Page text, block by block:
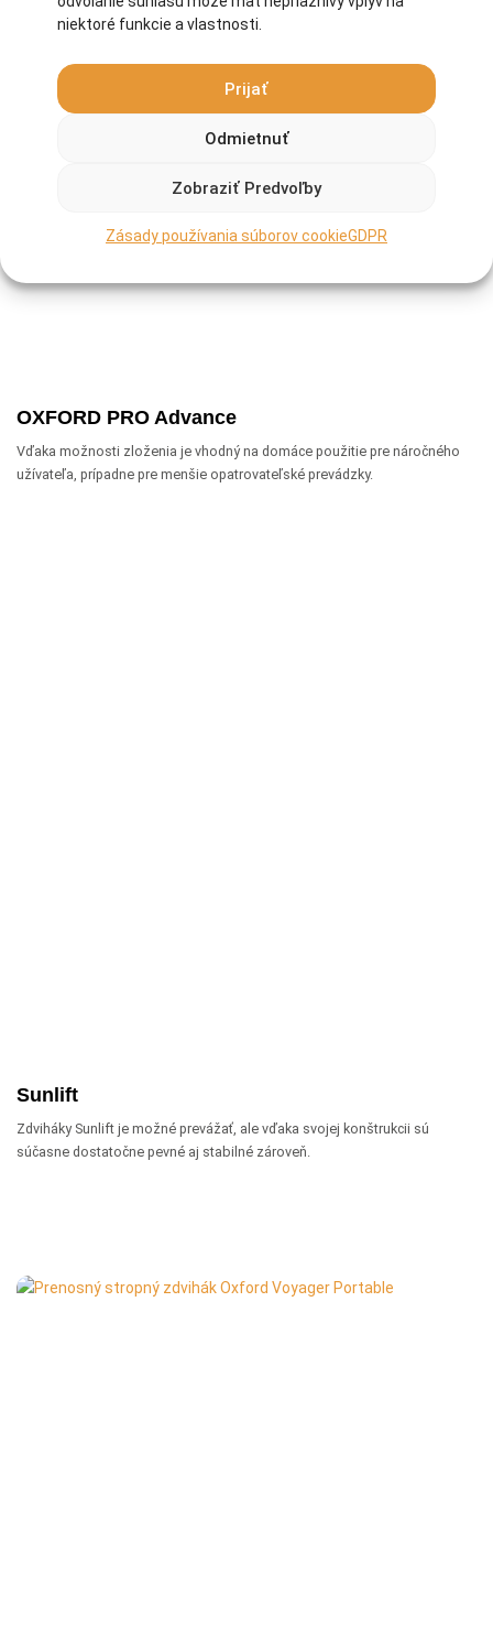
niektoré funkcie a vlastnosti.
Prijať
Odmietnuť
Zobraziť Predvoľby
Zásady používania súborov cookieGDPR
OXFORD PRO Advance
Vďaka možnosti zloženia je vhodný na domáce použitie pre náročného
užívateľa, prípadne pre menšie opatrovateľské prevádzky.
Sunlift
Zdviháky Sunlift je možné prevážať, ale vďaka svojej konštrukcii sú
súčasne dostatočne pevné aj stabilné zároveň.